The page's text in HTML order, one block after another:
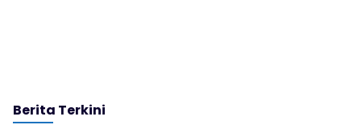
Berita Terkini